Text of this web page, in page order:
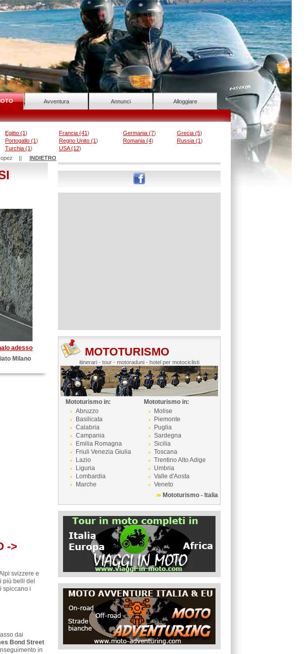
Avventura Annunci Alloggiare
Egitto (1) Francia (41) Germania (7) Grecia (5)
Portogallo (1) Regno Unito (1) Romania (4) Russia (1)
Turchia (1) USA (12)
Tropez || INDIETRO
adesso
Milano
->
svizzere e
più belli del
spiccano i
dai
Bond Street
in
MOTOTURISMO
itinerari - tour - motoraduni - hotel per motociclisti
Mototurismo in:
Abruzzo
Basilicata
Calabria
Campania
Emilia Romagna
Friuli Venezia Giulia
Lazio
Liguria
Lombardia
Marche
Mototurismo in:
Molise
Piemonte
Puglia
Sardegna
Sicilia
Toscana
Trentino Alto Adige
Umbria
Valle d'Aosta
Veneto
Mototurismo - Italia